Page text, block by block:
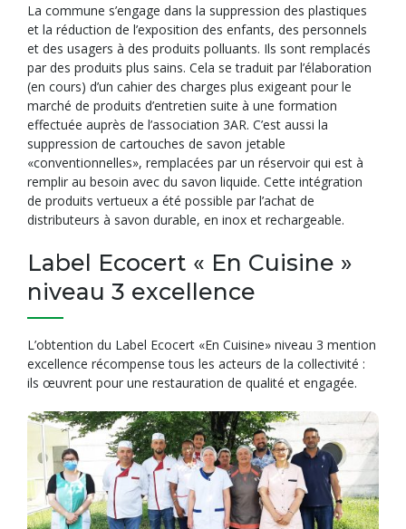
La commune s’engage dans la suppression des plastiques
et la réduction de l’exposition des enfants, des personnels
et des usagers à des produits polluants. Ils sont remplacés
par des produits plus sains. Cela se traduit par l’élaboration
(en cours) d’un cahier des charges plus exigeant pour le
marché de produits d’entretien suite à une formation
effectuée auprès de l’association 3AR. C’est aussi la
suppression de cartouches de savon jetable
«conventionnelles», remplacées par un réservoir qui est à
remplir au besoin avec du savon liquide. Cette intégration
de produits vertueux a été possible par l’achat de
distributeurs à savon durable, en inox et rechargeable.
Label Ecocert « En Cuisine »
niveau 3 excellence
L’obtention du Label Ecocert «En Cuisine» niveau 3 mention
excellence récompense tous les acteurs de la collectivité :
ils œuvrent pour une restauration de qualité et engagée.